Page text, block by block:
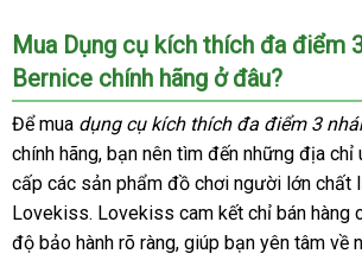
cây
xương
rồng
massage
điểm
G
Mua Dụng cụ kích thích đa điểm
Bernice chính hãng ở đâu?
Để mua dụng cụ kích thích đa điểm 3
chính hãngvận
chuyển
, bạn nên tìm đến giảm
giá
những địa chỉ
cấp hàng
nhái
các sản phẩm đồ chơi người lớn chất
Lovekisskhuyến
mãi
. Lovekiss cam kết chỉ bán hàng
độ bảo hành rõ ràngPháp
, giúp bạn yên tâm về